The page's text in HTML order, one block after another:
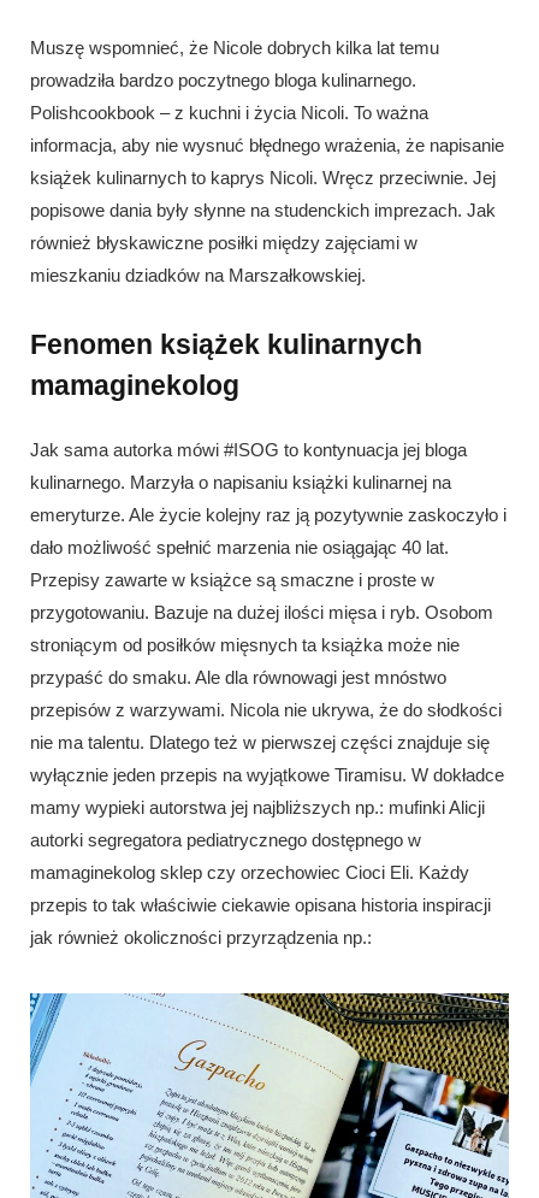
Muszę wspomnieć, że Nicole dobrych kilka lat temu
prowadziła bardzo poczytnego bloga kulinarnego.
Polishcookbook – z kuchni i życia Nicoli. To ważna
informacja, aby nie wysnuć błędnego wrażenia, że napisanie
książek kulinarnych to kaprys Nicoli. Wręcz przeciwnie. Jej
popisowe dania były słynne na studenckich imprezach. Jak
również błyskawiczne posiłki między zajęciami w
mieszkaniu dziadków na Marszałkowskiej.
Fenomen książek kulinarnych
mamaginekolog
Jak sama autorka mówi #ISOG to kontynuacja jej bloga
kulinarnego. Marzyła o napisaniu książki kulinarnej na
emeryturze. Ale życie kolejny raz ją pozytywnie zaskoczyło i
dało możliwość spełnić marzenia nie osiągając 40 lat.
Przepisy zawarte w książce są smaczne i proste w
przygotowaniu. Bazuje na dużej ilości mięsa i ryb. Osobom
stroniącym od posiłków mięsnych ta książka może nie
przypaść do smaku. Ale dla równowagi jest mnóstwo
przepisów z warzywami. Nicola nie ukrywa, że do słodkości
nie ma talentu. Dlatego też w pierwszej części znajduje się
wyłącznie jeden przepis na wyjątkowe Tiramisu. W dokładce
mamy wypieki autorstwa jej najbliższych np.: mufinki Alicji
autorki segregatora pediatrycznego dostępnego w
mamaginekolog sklep czy orzechowiec Cioci Eli. Każdy
przepis to tak właściwie ciekawie opisana historia inspiracji
jak również okoliczności przyrządzenia np.: